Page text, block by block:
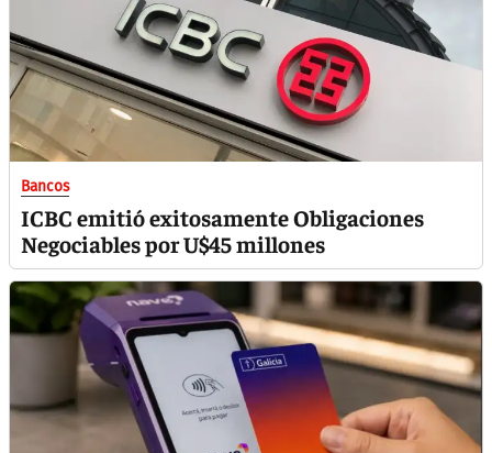
Bancos
ICBC emitió exitosamente Obligaciones
Negociables por U$45 millones